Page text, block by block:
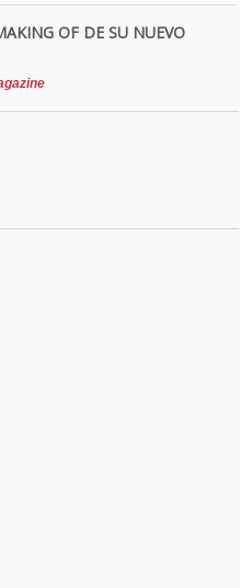
OF DE SU NUEVO